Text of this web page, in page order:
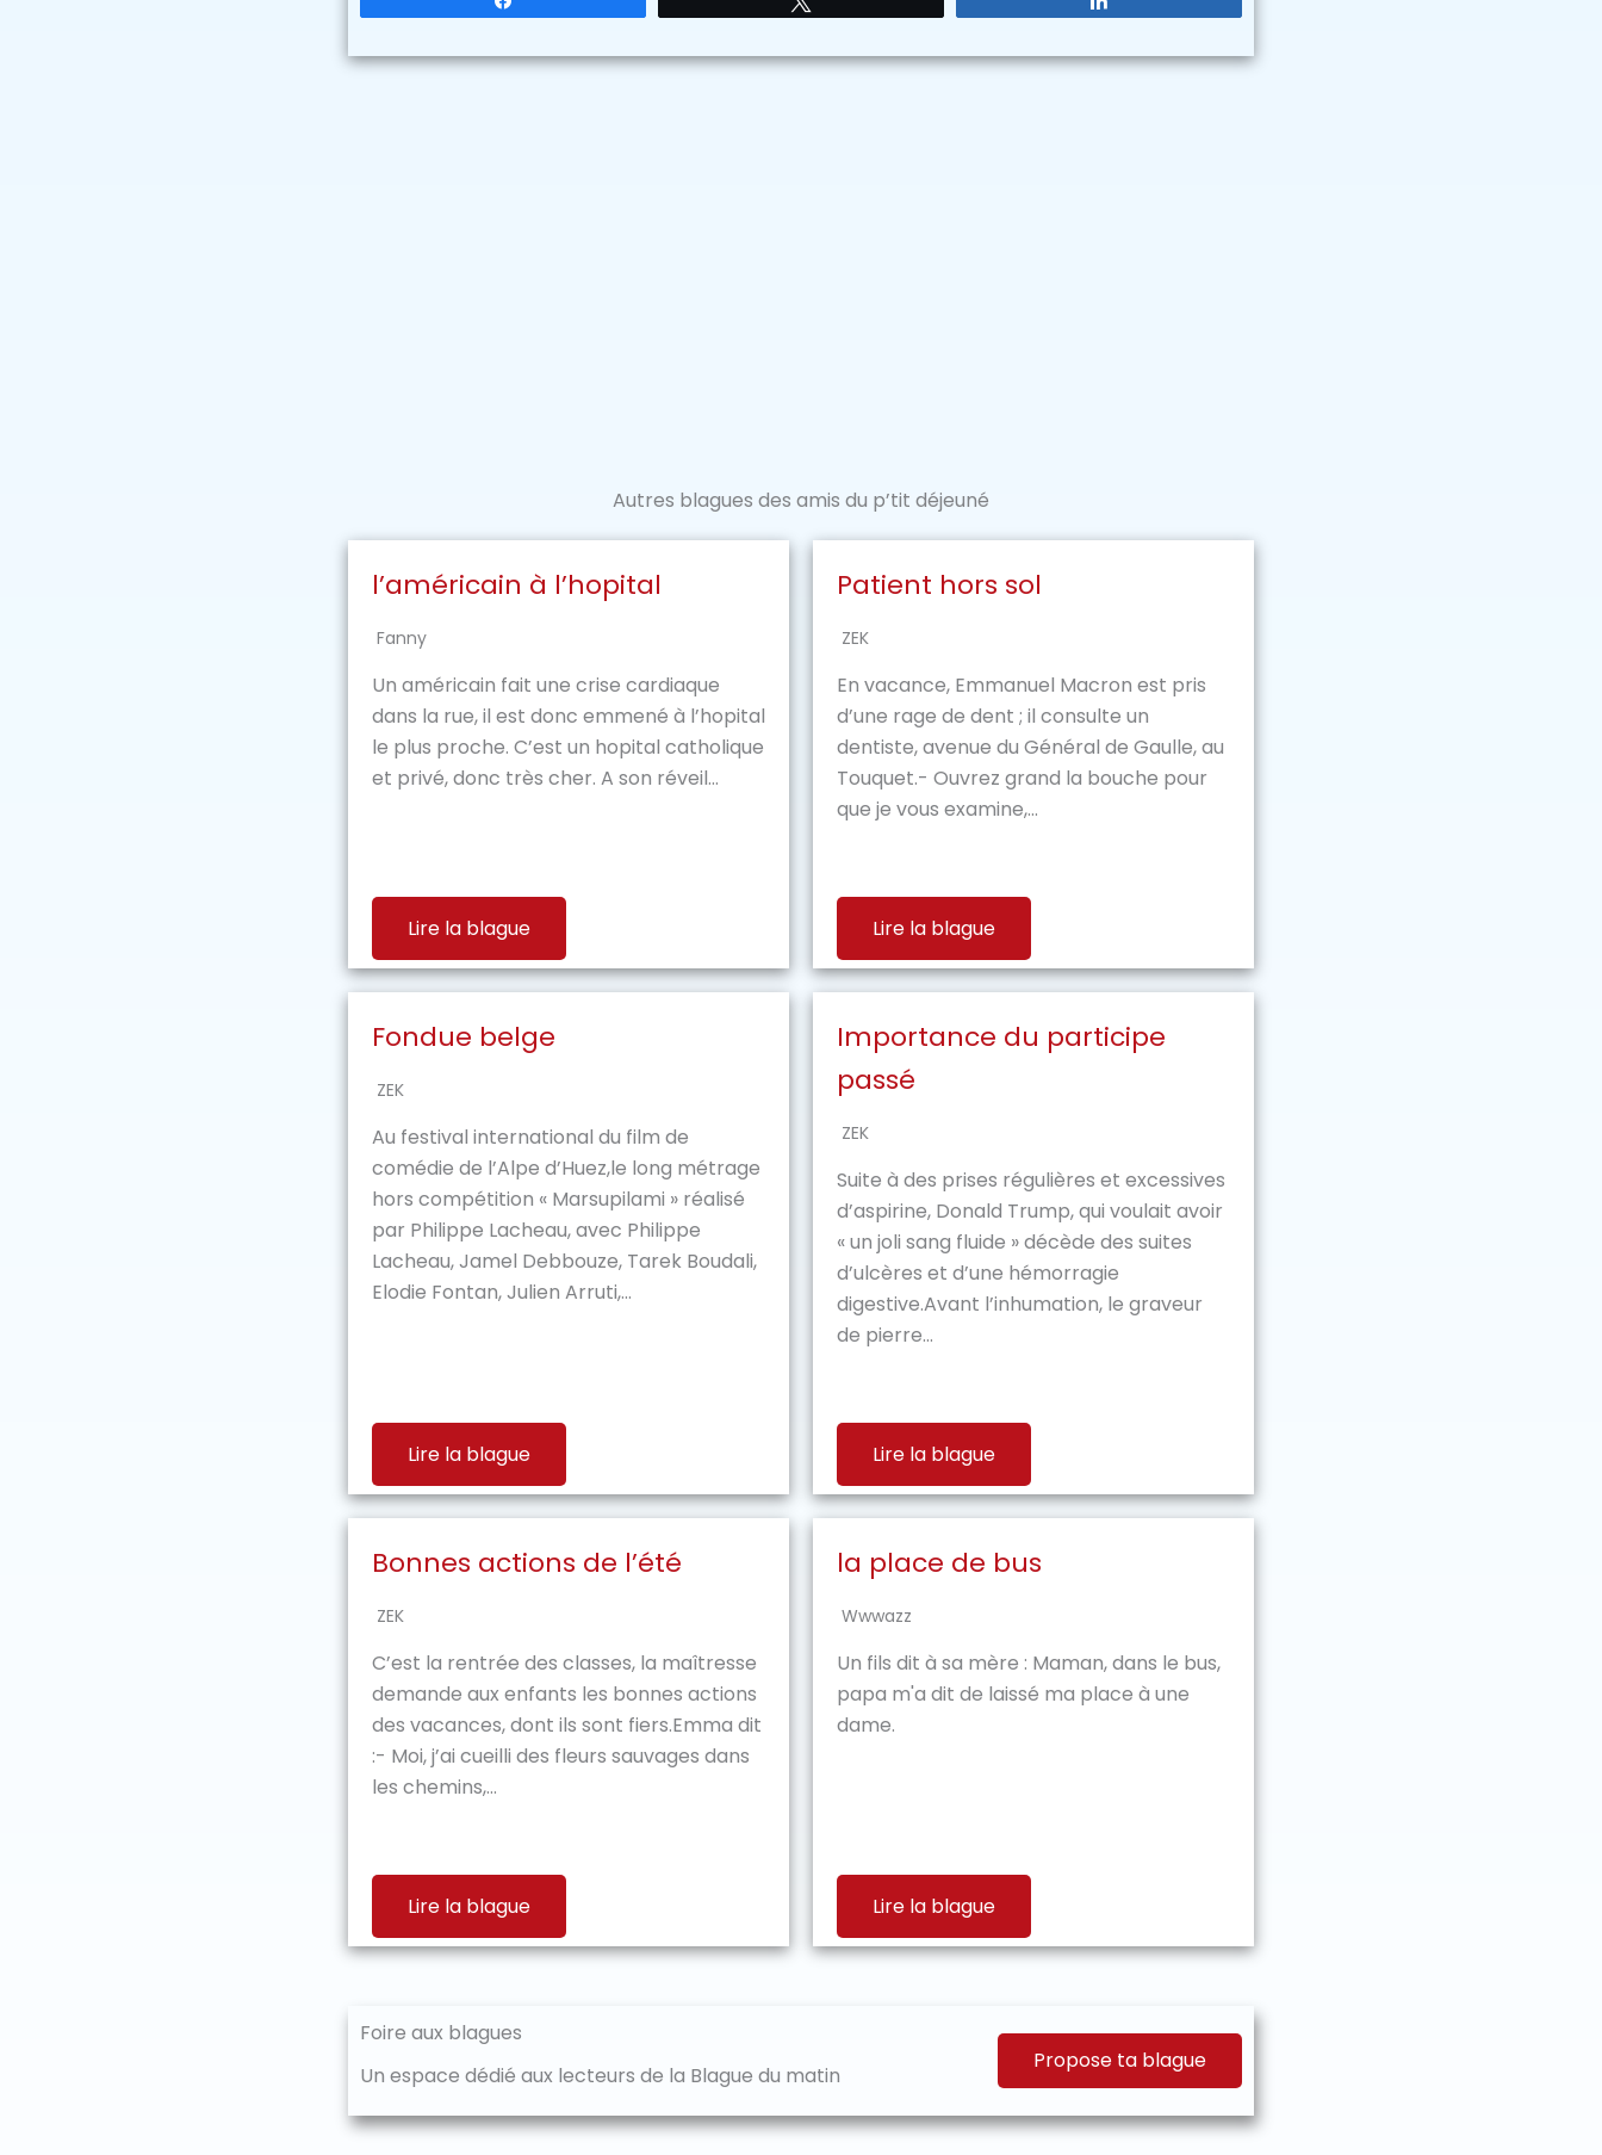
Autres blagues des amis du p’tit déjeuné
l’américain à l’hopital
Fanny
Un américain fait une crise cardiaque
dans la rue, il est donc emmené à l’hopital
le plus proche. C’est un hopital catholique
et privé, donc très cher. A son réveil...
Lire la blague
Patient hors sol
ZEK
En vacance, Emmanuel Macron est pris
d’une rage de dent ; il consulte un
dentiste, avenue du Général de Gaulle, au
Touquet.- Ouvrez grand la bouche pour
que je vous examine,...
Lire la blague
Fondue belge
ZEK
Au festival international du film de
comédie de l’Alpe d’Huez,le long métrage
hors compétition « Marsupilami » réalisé
par Philippe Lacheau, avec Philippe
Lacheau, Jamel Debbouze, Tarek Boudali,
Elodie Fontan, Julien Arruti,...
Lire la blague
Importance du participe
passé
ZEK
Suite à des prises régulières et excessives
d’aspirine, Donald Trump, qui voulait avoir
« un joli sang fluide » décède des suites
d’ulcères et d’une hémorragie
digestive.Avant l’inhumation, le graveur
de pierre...
Lire la blague
Bonnes actions de l’été
ZEK
C’est la rentrée des classes, la maîtresse
demande aux enfants les bonnes actions
des vacances, dont ils sont fiers.Emma dit
:- Moi, j’ai cueilli des fleurs sauvages dans
les chemins,...
Lire la blague
la place de bus
Wwwazz
Un fils dit à sa mère : Maman, dans le bus,
papa m'a dit de laissé ma place à une
dame.
Lire la blague
Foire aux blagues
Un espace dédié aux lecteurs de la Blague du matin
Propose ta blague